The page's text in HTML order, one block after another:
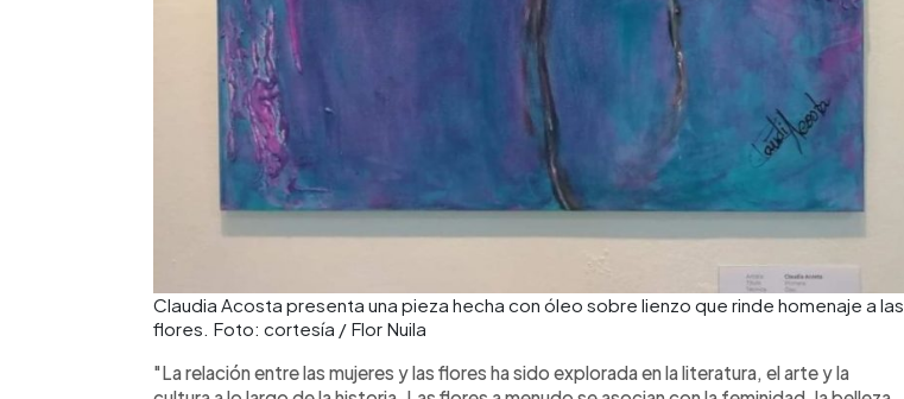
Claudia Acosta presenta una pieza hecha con óleo sobre lienzo que rinde homenaje a las
flores. Foto: cortesía / Flor Nuila
"La relación entre las mujeres y las flores ha sido explorada en la literatura, el arte y la